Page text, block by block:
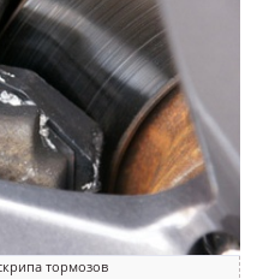
тормозов